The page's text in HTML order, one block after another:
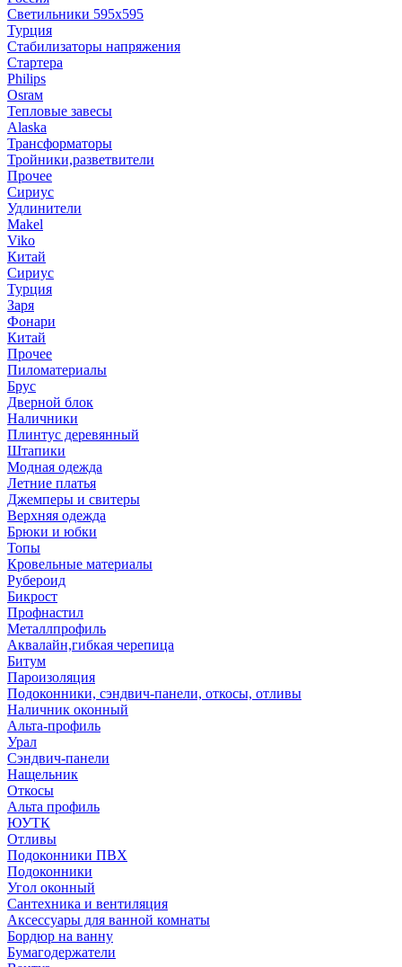
Светильники 595х595
Турция
Стабилизаторы напряжения
Стартера
Philips
Оsrам
Тепловые завесы
Alaska
Трансформаторы
Тройники,разветвители
Прочее
Сириус
Удлинители
Makel
Viko
Китай
Сириус
Турция
Заря
Фонари
Китай
Прочее
Пиломатериалы
Брус
Дверной блок
Наличники
Плинтус деревянный
Штапики
Модная одежда
Летние платья
Джемперы и свитеры
Верхняя одежда
Брюки и юбки
Топы
Кровельные материалы
Рубероид
Бикрост
Профнастил
Металлпрофиль
Аквалайн,гибкая черепица
Битум
Пароизоляция
Подоконники, сэндвич-панели, откосы, отливы
Наличник оконный
Альта-профиль
Урал
Сэндвич-панели
Нащельник
Откосы
Альта профиль
ЮУТК
Отливы
Подоконники ПВХ
Подоконники
Угол оконный
Сантехника и вентиляция
Аксессуары для ванной комнаты
Бордюр на ванну
Бумагодержатели